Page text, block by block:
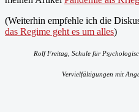
(Weiterhin empfehle ich die
das Regime geht es um alles)
Rolf Freitag, Schule für
Vervielfältigungen mit